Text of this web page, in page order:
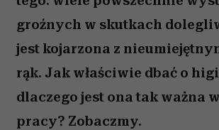
groźnych w skutkach
jest kojarzona z
rąk. Jak właściwie dbać o
dlaczego jest ona tak ważna
pracy? Zobaczmy.